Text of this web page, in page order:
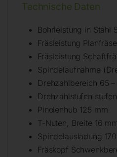
Technische Daten
Bohrleistung in Stahl
Fräsleistung
Fräsleistung
Spindelaufnahme
Drehzahlbereich 65
Drehzahlstufen
Pinolenhub 125 mm
T-Nuten, Breite 16
Spindelausladung
Fräskopf